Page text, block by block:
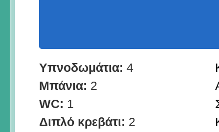
Υπνοδωμάτια: 4
Μπάνια: 2
WC: 1
Διπλό κρεβάτι: 2